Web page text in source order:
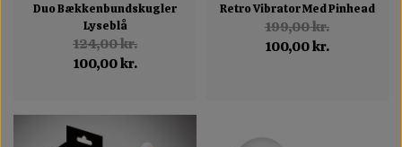
Duo Bækkenbundskugler
Lyseblå
124,00 kr.
100,00 kr.
Retro Vibrator Med Pinhead
199,00 kr.
100,00 kr.